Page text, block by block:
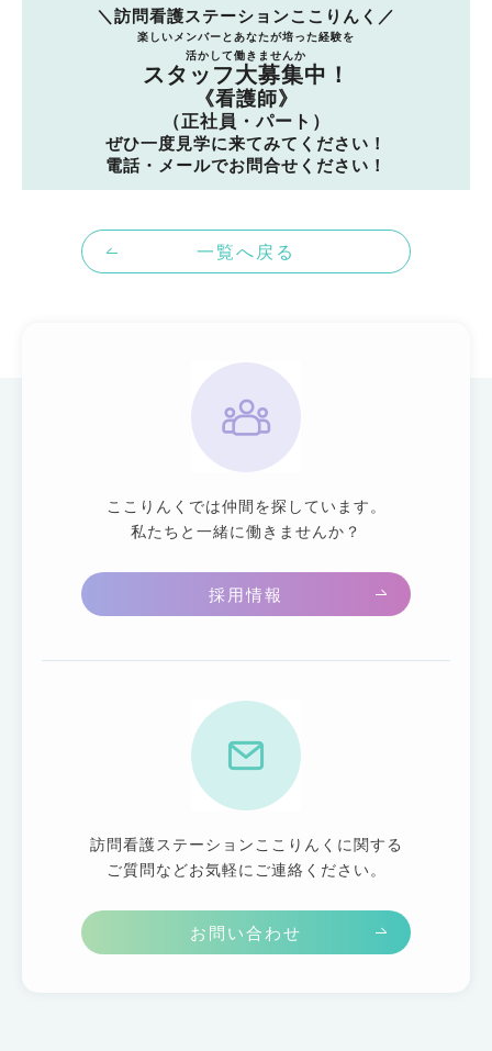
＼訪問看護ステーションここりんく／
楽しいメンバーとあなたが培った経験を
活かして働きませんか
スタッフ大募集中！
《看護師》
（正社員・パート）
ぜひ一度見学に来てみてください！
電話・メールでお問合せください！
一覧へ戻る
ここりんくでは仲間を探しています。
私たちと一緒に働きませんか？
採用情報
訪問看護ステーションここりんくに関する
ご質問などお気軽にご連絡ください。
お問い合わせ